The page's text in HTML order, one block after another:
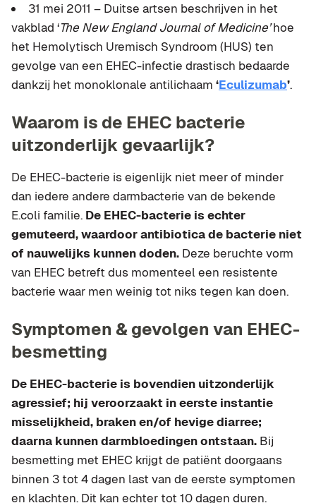
31 mei 2011 – Duitse artsen beschrijven in het
vakblad ‘The New England Journal of Medicine’hoe
het Hemolytisch Uremisch Syndroom (HUS) ten
gevolge van een EHEC-infectie drastisch bedaarde
dankzij het monoklonale antilichaam ‘Eculizumab’.
Waarom is de EHEC bacterie
uitzonderlijk gevaarlijk?
De EHEC-bacterie is eigenlijk niet meer of minder
dan iedere andere darmbacterie van de bekende
E.coli familie. De EHEC-bacterie is echter
gemuteerd, waardoor antibiotica de bacterie niet
of nauwelijks kunnen doden. Deze beruchte vorm
van EHEC betreft dus momenteel een resistente
bacterie waar men weinig tot niks tegen kan doen.
Symptomen & gevolgen van EHEC-
besmetting
De EHEC-bacterie is bovendien uitzonderlijk
agressief; hij veroorzaakt in eerste instantie
misselijkheid, braken en/of hevige diarree;
daarna kunnen darmbloedingen ontstaan. Bij
besmetting met EHEC krijgt de patiënt doorgaans
binnen 3 tot 4 dagen last van de eerste symptomen
en klachten. Dit kan echter tot 10 dagen duren.